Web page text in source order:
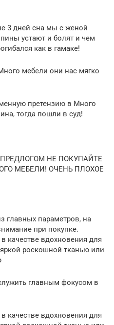
3 дней сна мы с женой
устают и болят и чем
как в гамаке!
мебели они нас мягко
претензию в Много
тогда пошли в суд!
НЕ ПОКУПАЙТЕ
МЕБЕЛИ! ОЧЕНЬ ПЛОХОЕ
главных параметров, на
при покупке.
качестве вдохновения для
роскошной тканью или
главным фокусом в
качестве вдохновения для